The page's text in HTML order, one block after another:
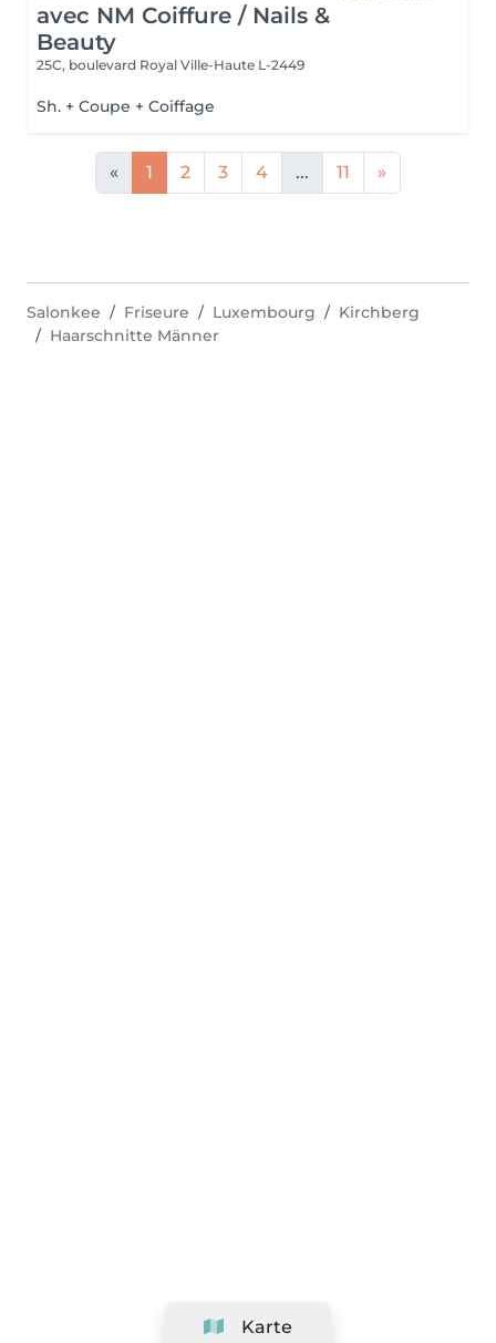
avec NM Coiffure / Nails &
Beauty
25C, boulevard Royal Ville-Haute L-2449
Sh. + Coupe + Coiffage
« 1 2 3 4 ... 11 »
Karte
Salonkee Friseure Luxembourg
Kirchberg
Haarschnitte Männer